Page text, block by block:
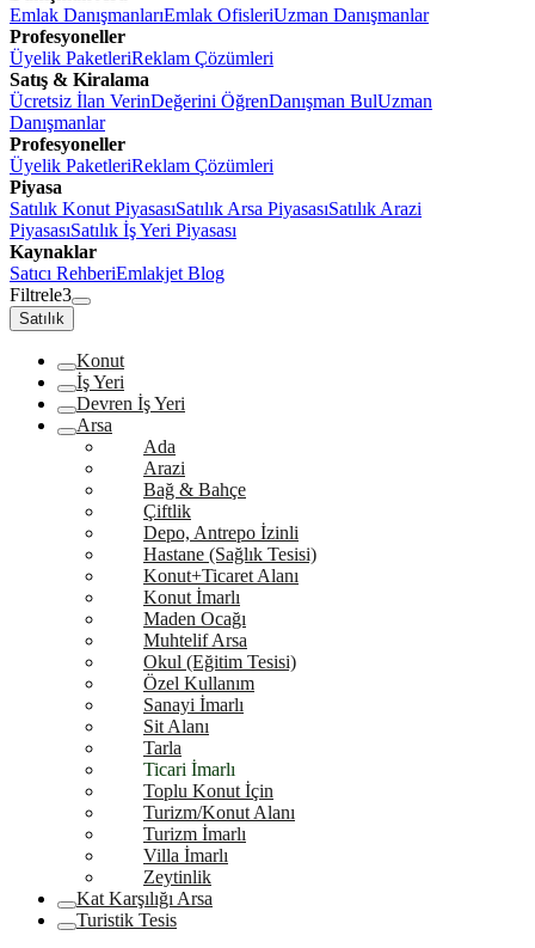
Emlak DanışmanlarıEmlak OfisleriUzman Danışmanlar
Profesyoneller
Üyelik PaketleriReklam Çözümleri
Satış & Kiralama
Ücretsiz İlan VerinDeğerini ÖğrenDanışman BulUzman
Danışmanlar
Profesyoneller
Üyelik PaketleriReklam Çözümleri
Piyasa
Satılık Konut PiyasasıSatılık Arsa PiyasasıSatılık Arazi
PiyasasıSatılık İş Yeri Piyasası
Kaynaklar
Satıcı RehberiEmlakjet Blog
Filtrele3
Satılık
Konut
İş Yeri
Devren İş Yeri
Arsa
Ada
Arazi
Bağ & Bahçe
Çiftlik
Depo, Antrepo İzinli
Hastane (Sağlık Tesisi)
Konut+Ticaret Alanı
Konut İmarlı
Maden Ocağı
Muhtelif Arsa
Okul (Eğitim Tesisi)
Özel Kullanım
Sanayi İmarlı
Sit Alanı
Tarla
Ticari İmarlı
Toplu Konut İçin
Turizm/Konut Alanı
Turizm İmarlı
Villa İmarlı
Zeytinlik
Kat Karşılığı Arsa
Turistik Tesis